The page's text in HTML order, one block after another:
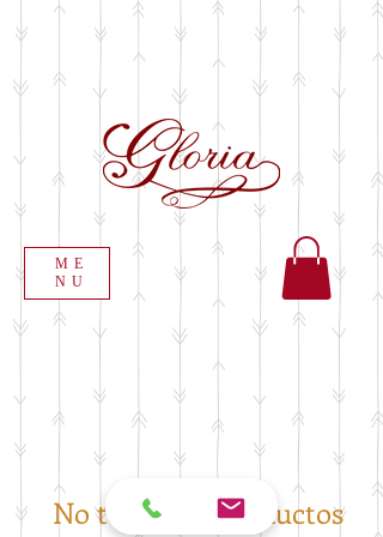
ME
NU
No tenemos productos